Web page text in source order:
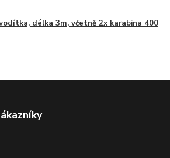
délka 3m, včetně 2x karabina 400